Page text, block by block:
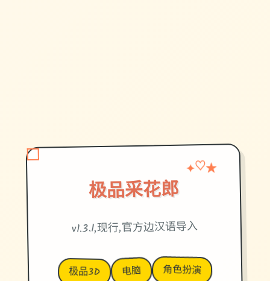
极品采花郎
✦♡★
v1.3.1,现行,官方边汉语导入
极品3D 电脑 角色扮演